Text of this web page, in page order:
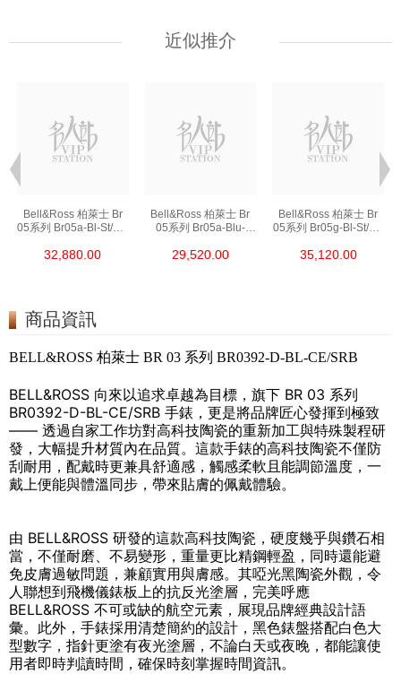
近似推介
Bell&Ross 柏萊士 Br
05系列 Br05a-Bl-St/Sst
32,880.00
Bell&Ross 柏萊士 Br
05系列 Br05a-Blu-
29,520.00
Bell&Ross 柏萊士 Br
05系列 Br05g-Bl-St/Sst
35,120.00
商品資訊
BELL&ROSS 柏萊士 BR 03 系列 BR0392-D-BL-CE/SRB
BELL&ROSS 向來以追求卓越為目標，旗下 BR 03 系列
BR0392-D-BL-CE/SRB 手錶，更是將品牌匠心發揮到極致
—— 透過自家工作坊對高科技陶瓷的重新加工與特殊製程研
發，大幅提升材質內在品質。這款手錶的高科技陶瓷不僅防
刮耐用，配戴時更兼具舒適感，觸感柔軟且能調節溫度，一
戴上便能與體溫同步，帶來貼膚的佩戴體驗。
由 BELL&ROSS 研發的這款高科技陶瓷，硬度幾乎與鑽石相
當，不僅耐磨、不易變形，重量更比精鋼輕盈，同時還能避
免皮膚過敏問題，兼顧實用與膚感。其啞光黑陶瓷外觀，令
人聯想到飛機儀錶板上的抗反光塗層，完美呼應
BELL&ROSS 不可或缺的航空元素，展現品牌經典設計語
彙。此外，手錶採用清楚簡約的設計，黑色錶盤搭配白色大
型數字，指針更塗有夜光塗層，不論白天或夜晚，都能讓使
用者即時判讀時間，確保時刻掌握時間資訊。